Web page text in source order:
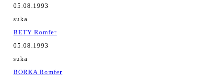
05.08.1993
suka
BETY Romfer
05.08.1993
suka
BORKA Romfer